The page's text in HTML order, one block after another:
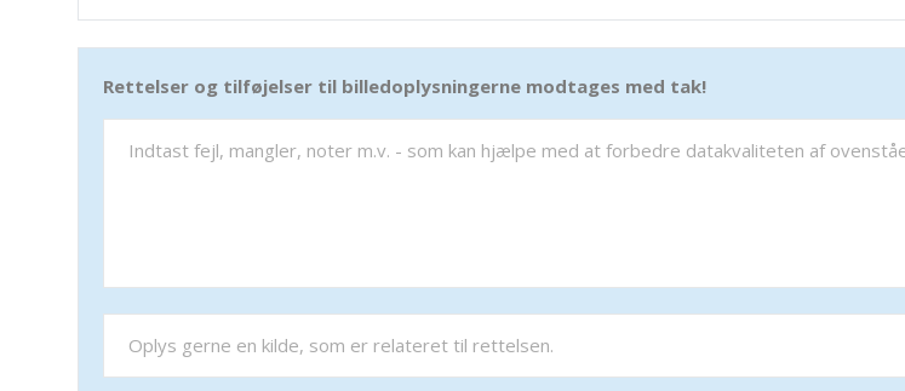
Rettelser og tilføjelser til billedoplysningerne modtages med tak!